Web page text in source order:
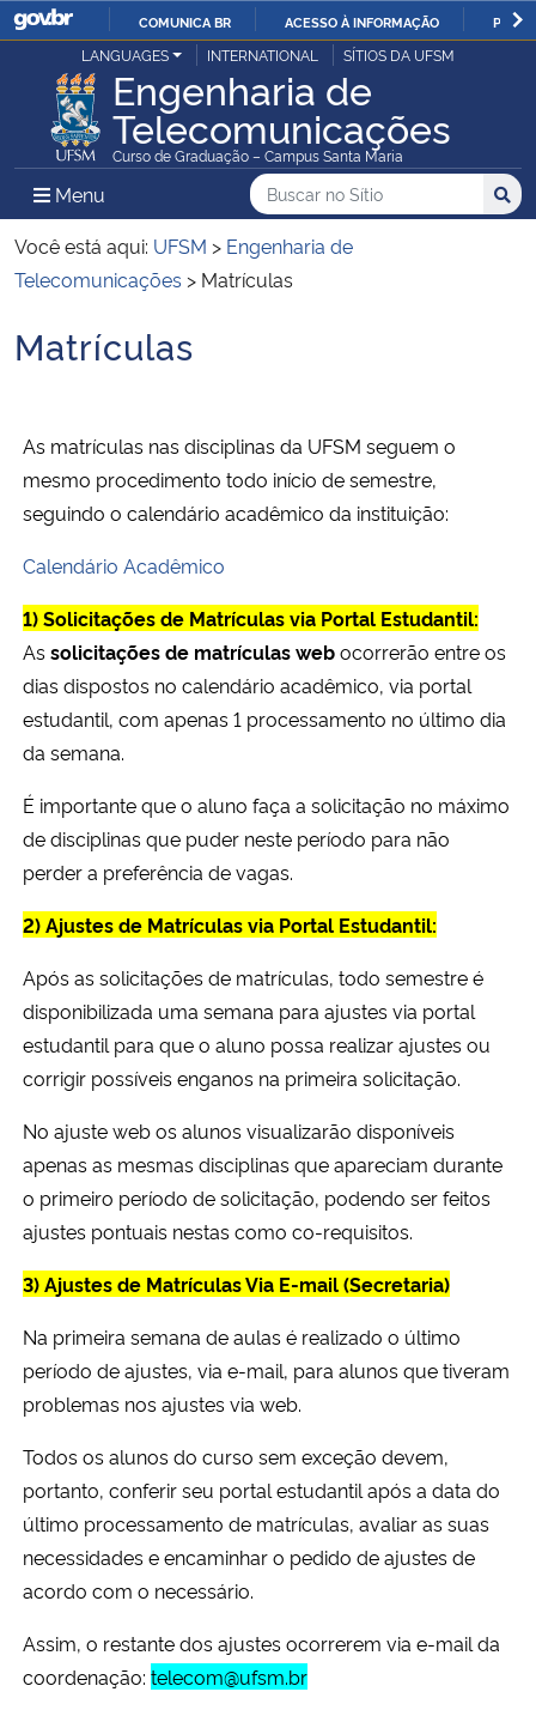
IR
PARA
O
CONTEÚDO
COMUNICA BR ACESSO À INFORMAÇÃO
Ministério da Justiça e Segurança Pública
Ministério da Defesa
Ministério das Relações Exteriores
Ministério da Infraestrutura
Ministério da Educação
Ministério da Cidadania
Ministério da Saúde
Ministério de Minas e Energia
Ministério da Ciência, Tecnologia, Inovações e Comunicações
Ministério do Meio Ambiente
Ministério do Turismo
Ministério do Desenvolvimento Regional
Controladoria-Geral da União
Ministério da Mulher, da Família e dos Direitos Humanos
Secretaria-Geral
Secretaria de Governo
Banco Central do Brasil
LANGUAGES INTERNATIONAL SÍTIOS DA UFSM
Engenharia de
Telecomunicações
Curso de Graduação – Campus Santa Maria
Menu Menu Principal do Sítio
Busca
Buscar no no Sítio
Busca:
Você está aqui: UFSM > Engenharia de
Telecomunicações > Matrículas
Início do conteúdo
Matrículas
As matrículas nas disciplinas da UFSM seguem o
mesmo procedimento todo início de semestre,
seguindo o calendário acadêmico da instituição:
Calendário Acadêmico
1) Solicitações de Matrículas via Portal Estudantil:
Assolicitações de matrículas webocorrerão entre os
dias dispostos no calendário acadêmico, via portal
estudantil, com apenas 1 processamento no último dia
da semana.
É importante que o aluno faça a solicitação no máximo
de disciplinas que puder neste período para não
perder a preferência de vagas.
2) Ajustes de Matrículas via Portal Estudantil:
Após as solicitações de matrículas, todo semestre é
disponibilizada uma semana para ajustes via portal
estudantil para que o aluno possa realizar ajustes ou
corrigir possíveis enganos na primeira solicitação.
No ajuste web os alunos visualizarão disponíveis
apenas as mesmas disciplinas que apareciam durante
o primeiro período de solicitação, podendo ser feitos
ajustes pontuais nestas como co-requisitos.
3) Ajustes de Matrículas Via E-mail (Secretaria)
Na primeira semana de aulas é realizado o último
período de ajustes, via e-mail, para alunos que tiveram
problemas nos ajustes via web.
Todos os alunos do curso sem exceção devem,
portanto, conferir seu portal estudantil após a data do
último processamento de matrículas, avaliar as suas
necessidades e encaminhar o pedido de ajustes de
acordo com o necessário.
Assim, o restante dos ajustes ocorrerem via e-mail da
coordenação: telecom@ufsm.br